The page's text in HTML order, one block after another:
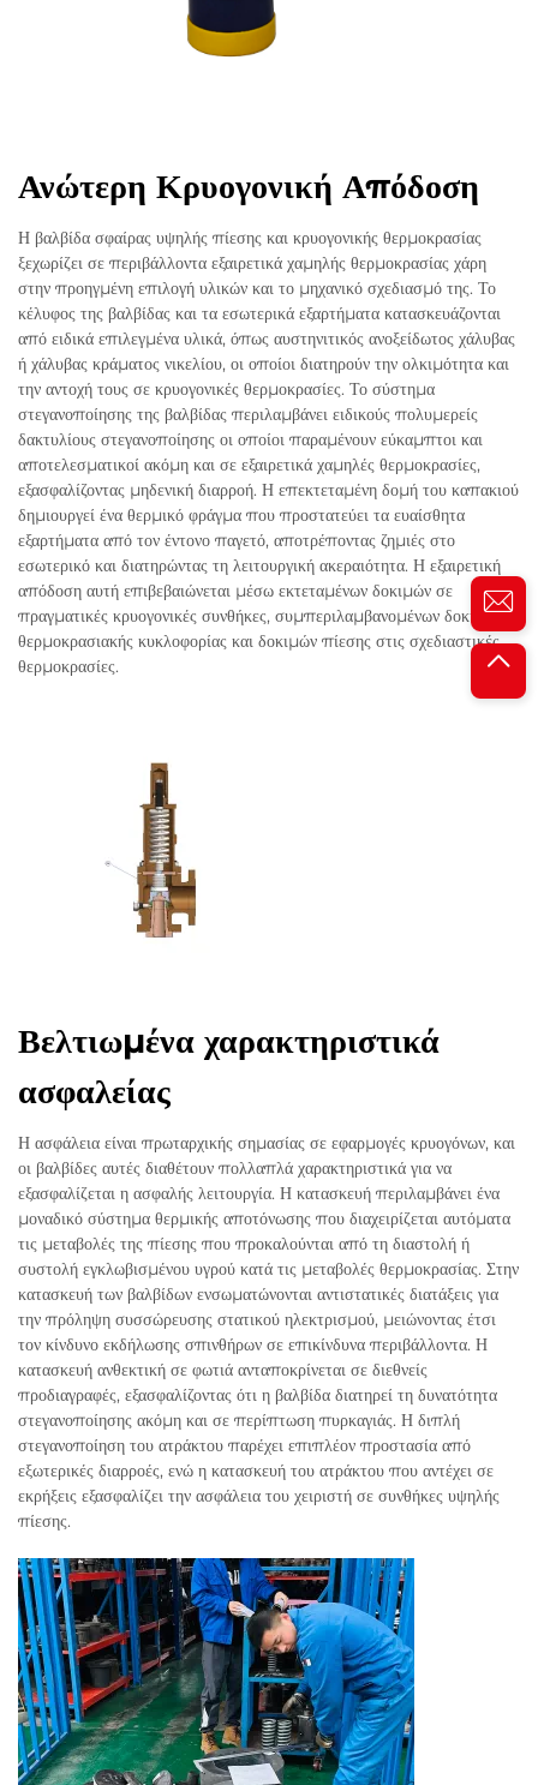
Ανώτερη Κρυογονική Απόδοση
Η βαλβίδα σφαίρας υψηλής πίεσης και κρυογονικής θερμοκρασίας
ξεχωρίζει σε περιβάλλοντα εξαιρετικά χαμηλής θερμοκρασίας χάρη
στην προηγμένη επιλογή υλικών και το μηχανικό σχεδιασμό της. Το
κέλυφος της βαλβίδας και τα εσωτερικά εξαρτήματα κατασκευάζονται
από ειδικά επιλεγμένα υλικά, όπως αυστηνιτικός ανοξείδωτος χάλυβας
ή χάλυβας κράματος νικελίου, οι οποίοι διατηρούν την ολκιμότητα και
την αντοχή τους σε κρυογονικές θερμοκρασίες. Το σύστημα
στεγανοποίησης της βαλβίδας περιλαμβάνει ειδικούς πολυμερείς
δακτυλίους στεγανοποίησης οι οποίοι παραμένουν εύκαμπτοι και
αποτελεσματικοί ακόμη και σε εξαιρετικά χαμηλές θερμοκρασίες,
εξασφαλίζοντας μηδενική διαρροή. Η επεκτεταμένη δομή του καπακιού
δημιουργεί ένα θερμικό φράγμα που προστατεύει τα ευαίσθητα
εξαρτήματα από τον έντονο παγετό, αποτρέποντας ζημιές στο
εσωτερικό και διατηρώντας τη λειτουργική ακεραιότητα. Η εξαιρετική
απόδοση αυτή επιβεβαιώνεται μέσω εκτεταμένων δοκιμών σε
πραγματικές κρυογονικές συνθήκες, συμπεριλαμβανομένων δοκιμών
θερμοκρασιακής κυκλοφορίας και δοκιμών πίεσης στις σχεδιαστικές
θερμοκρασίες.
Βελτιωμένα χαρακτηριστικά
ασφαλείας
Η ασφάλεια είναι πρωταρχικής σημασίας σε εφαρμογές κρυογόνων, και
οι βαλβίδες αυτές διαθέτουν πολλαπλά χαρακτηριστικά για να
εξασφαλίζεται η ασφαλής λειτουργία. Η κατασκευή περιλαμβάνει ένα
μοναδικό σύστημα θερμικής αποτόνωσης που διαχειρίζεται αυτόματα
τις μεταβολές της πίεσης που προκαλούνται από τη διαστολή ή
συστολή εγκλωβισμένου υγρού κατά τις μεταβολές θερμοκρασίας. Στην
κατασκευή των βαλβίδων ενσωματώνονται αντιστατικές διατάξεις για
την πρόληψη συσσώρευσης στατικού ηλεκτρισμού, μειώνοντας έτσι
τον κίνδυνο εκδήλωσης σπινθήρων σε επικίνδυνα περιβάλλοντα. Η
κατασκευή ανθεκτική σε φωτιά ανταποκρίνεται σε διεθνείς
προδιαγραφές, εξασφαλίζοντας ότι η βαλβίδα διατηρεί τη δυνατότητα
στεγανοποίησης ακόμη και σε περίπτωση πυρκαγιάς. Η διπλή
στεγανοποίηση του ατράκτου παρέχει επιπλέον προστασία από
εξωτερικές διαρροές, ενώ η κατασκευή του ατράκτου που αντέχει σε
εκρήξεις εξασφαλίζει την ασφάλεια του χειριστή σε συνθήκες υψηλής
πίεσης.